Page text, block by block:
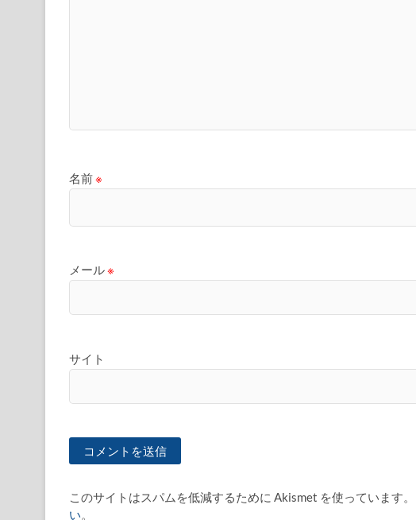
名前※
メール※
サイト
このサイトはスパムを低減するために Akismet を使っています。
い。